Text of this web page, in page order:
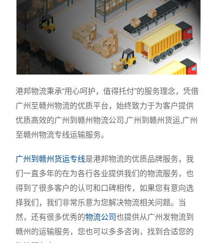
港邦物流秉承“用心呵护，值得托付”的服务理念，凭借
广州至赣州物流的优质平台，始终致力于为客户提供
优质高效的广州到赣州物流公司,广州到赣州货运,广州
至赣州物流专线运输服务。
广州到赣州货运专线是港邦物流的优质品牌服务，我
们一直多年的在为各行各业提供我们的物流服务，也
得到了很多客户的认可和口碑相传，如果您有意向选
择我们，我们非常乐意为您解决物流相关问题。当
然，还有很多优秀的物流公司也提供从广州发物流到
赣州的运输服务，您也可以多多咨询，找到合适您的